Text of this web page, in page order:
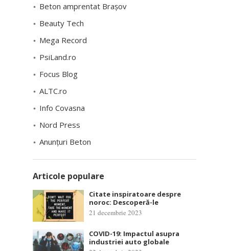
Beton amprentat Brașov
Beauty Tech
Mega Record
PsiLand.ro
Focus Blog
ALTC.ro
Info Covasna
Nord Press
Anunțuri Beton
Articole populare
Citate inspiratoare despre
noroc: Descoperă-le
21 decembrie 2023
COVID-19: Impactul asupra
industriei auto globale